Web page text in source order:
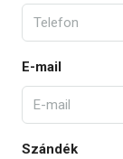
E-mail
Szándék